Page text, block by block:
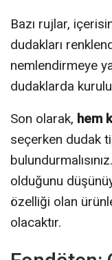
Bazı rujlar,
dudakları
nemlendirmeye
dudaklarda
Son olarak, hem
seçerken dudak
olduğunu
özelliği olan
olacaktır.